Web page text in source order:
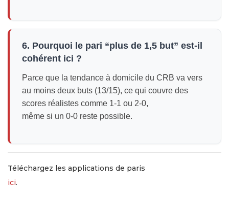
6. Pourquoi le pari “plus de 1,5 but” est-il
cohérent ici ?
Parce que la tendance à domicile du CRB va vers
au moins deux buts (13/15), ce qui couvre des
scores réalistes comme 1-1 ou 2-0,
même si un 0-0 reste possible.
Téléchargez les applications de paris
ici.